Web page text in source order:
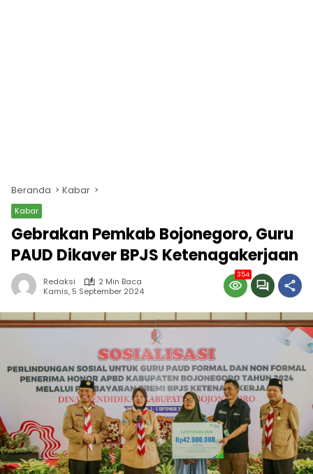
Beranda Kabar
Kabar
Gebrakan Pemkab Bojonegoro, Guru
PAUD Dikaver BPJS Ketenagakerjaan
Redaksi
2 Min Baca
Kamis, 5 September 2024
354